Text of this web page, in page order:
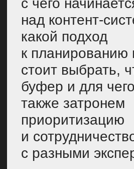
СОДЕРЖАНИЕ
Почему наш опыт будет
интересен
Как выглядит идеальная
контент-система и как она
работает на самом деле
Как мы выстроили процессы
в Kaiten